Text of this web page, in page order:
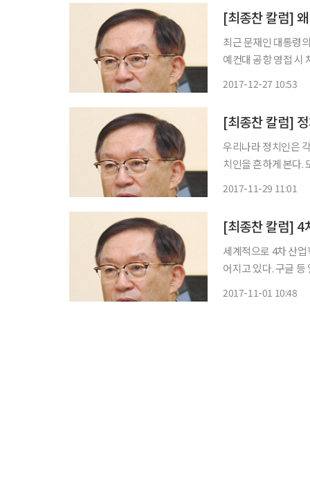
[최종찬 칼럼]
최근 문재인 대통령
예컨대 공항 영접 시
2017-12-27 10:53
[최종찬 칼럼]
우리나라 정치인은
치인을 흔하게 본다.
2017-11-29 11:01
[최종찬 칼럼] 4
세계적으로 4차 산
어지고 있다. 구글
2017-11-01 10:48